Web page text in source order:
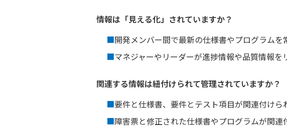
情報は「見える化」されていますか？
■開発メンバー間で最新の仕様書やプログラムを
■マネジャーやリーダーが進捗情報や品質情報
関連する情報は紐付けられて管理されていますか？
■要件と仕様書、要件とテスト項目が関連付けら
■障害票と修正された仕様書やプログラムが関連